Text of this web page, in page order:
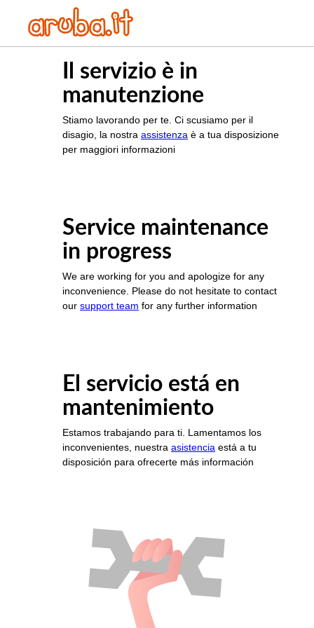
Il servizio è in
manutenzione
Stiamo lavorando per te. Ci scusiamo per il
disagio, la nostra assistenza è a tua disposizione
per maggiori informazioni
Service maintenance
in progress
We are working for you and apologize for any
inconvenience. Please do not hesitate to contact
our support team for any further information
El servicio está en
mantenimiento
Estamos trabajando para ti. Lamentamos los
inconvenientes, nuestra asistencia está a tu
disposición para ofrecerte más información